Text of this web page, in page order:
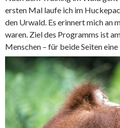
ersten Mal laufe ich im
den Urwald. Es erinnert mich an
waren. Ziel des Programms ist
Menschen – für beide Seiten